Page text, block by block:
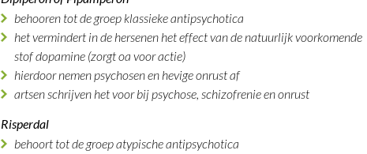
behooren tot de groep klassieke antipsychotica
het vermindert in de hersenen het effect van de natuurlijk voorkomende
stof dopamine (zorgt oa voor actie)
hierdoor nemen psychosen en hevige onrust af
artsen schrijven het voor bij psychose, schizofrenie en onrust
Risperdal
behoort tot de groep atypische antipsychotica